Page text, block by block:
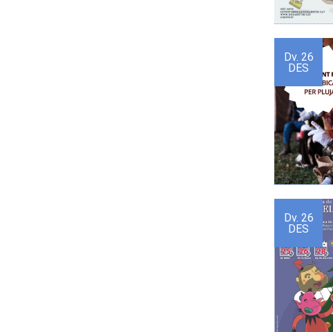
Dv. 26
DES
Dv. 26
DES